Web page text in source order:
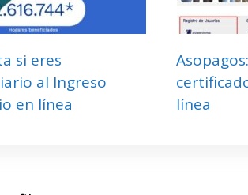
si eres
al Ingreso
en línea
línea